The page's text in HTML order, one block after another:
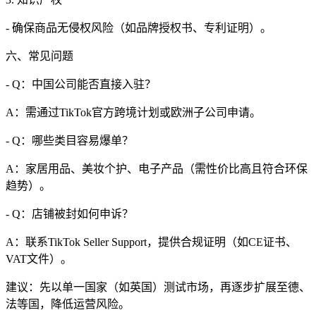
- 确保商品无侵权风险（如品牌授权书、专利证明）。
六、常见问题
- Q：中国公司能否直接入驻？
A：需通过TikTok官方跨境计划或欧洲子公司申请。
- Q：哪些类目容易爆单？
A：家居用品、美妆个护、电子产品（需性价比高且符合环保
趋势）。
- Q：店铺被封如何申诉？
A：联系TikTok Seller Support，提供合规证明（如CE证书、
VAT文件）。
建议：先以单一国家（如英国）测试市场，再逐步扩展至德、
法等国，降低运营风险。